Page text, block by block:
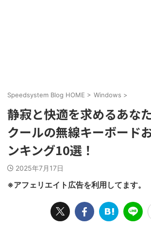
Speedsystem Blog HOME > Windows >
静寂と快適を求めるあな
クールの無線キーボード
ンキング10選！
2025年7月17日
※アフェリエイト広告を利用してます。